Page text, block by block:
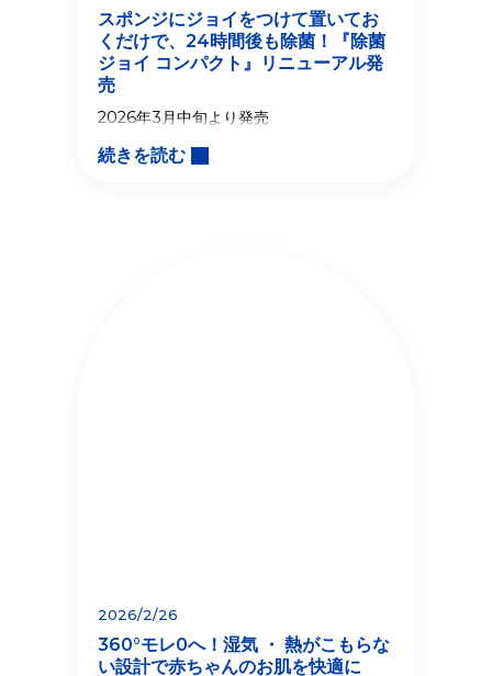
スポンジにジョイをつけて置いてお
くだけで、24時間後も除菌！『除菌
ジョイ コンパクト』リニューアル発
売
2026年3月中旬より発売
続きを読む
2026/2/26
360°モレ0へ！湿気 ・ 熱がこもらな
い設計で赤ちゃんのお肌を快適に